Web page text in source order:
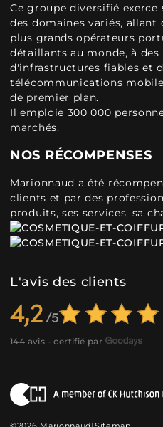
Ce groupe diversifié exerce
des domaines variés, allant
plus grands opérateurs
détaillants au monde, à
d'infrastructures fiables et
télécommunications
de premier plan.
Il emploie 300 000
marchés.
NOS RÉCOMPENSES
Marionnaud a été
clients et par des
produits, ses services, sa
L'avis des clients
4,2
144 avis - certifié par